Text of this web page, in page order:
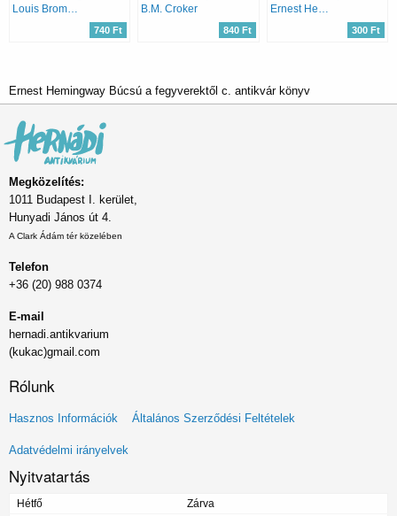
740 Ft
B.M. Croker
840 Ft 300 Ft
Ernest Hemingway Búcsú a fegyverektől c. antikvár könyv
Megközelítés:
1011 Budapest I. kerület,
Hunyadi János út 4.
A Clark Ádám tér közelében
Telefon
+36 (20) 988 0374
E-mail
hernadi.antikvarium
(kukac)gmail.com
Rólunk
Lábléc
menü
Hasznos Információk Általános Szerződési Feltételek
Adatvédelmi irányelvek
Nyitvatartás
Hétfő
Zárva